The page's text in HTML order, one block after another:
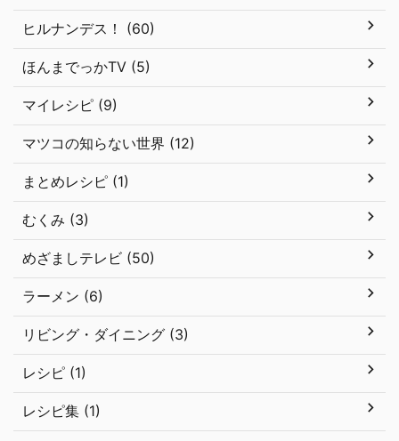
ヒルナンデス！ (60)
ほんまでっかTV (5)
マイレシピ (9)
マツコの知らない世界 (12)
まとめレシピ (1)
むくみ (3)
めざましテレビ (50)
ラーメン (6)
リビング・ダイニング (3)
レシピ (1)
レシピ集 (1)